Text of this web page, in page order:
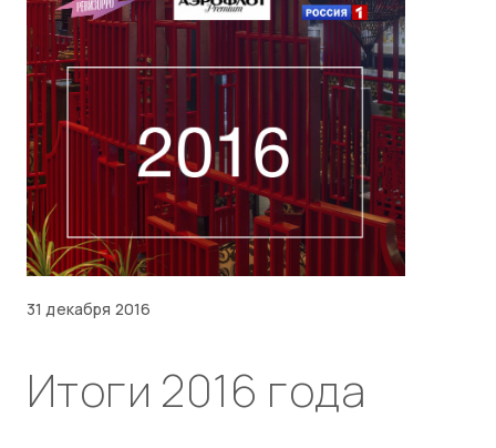
31 декабря 2016
Итоги 2016 года